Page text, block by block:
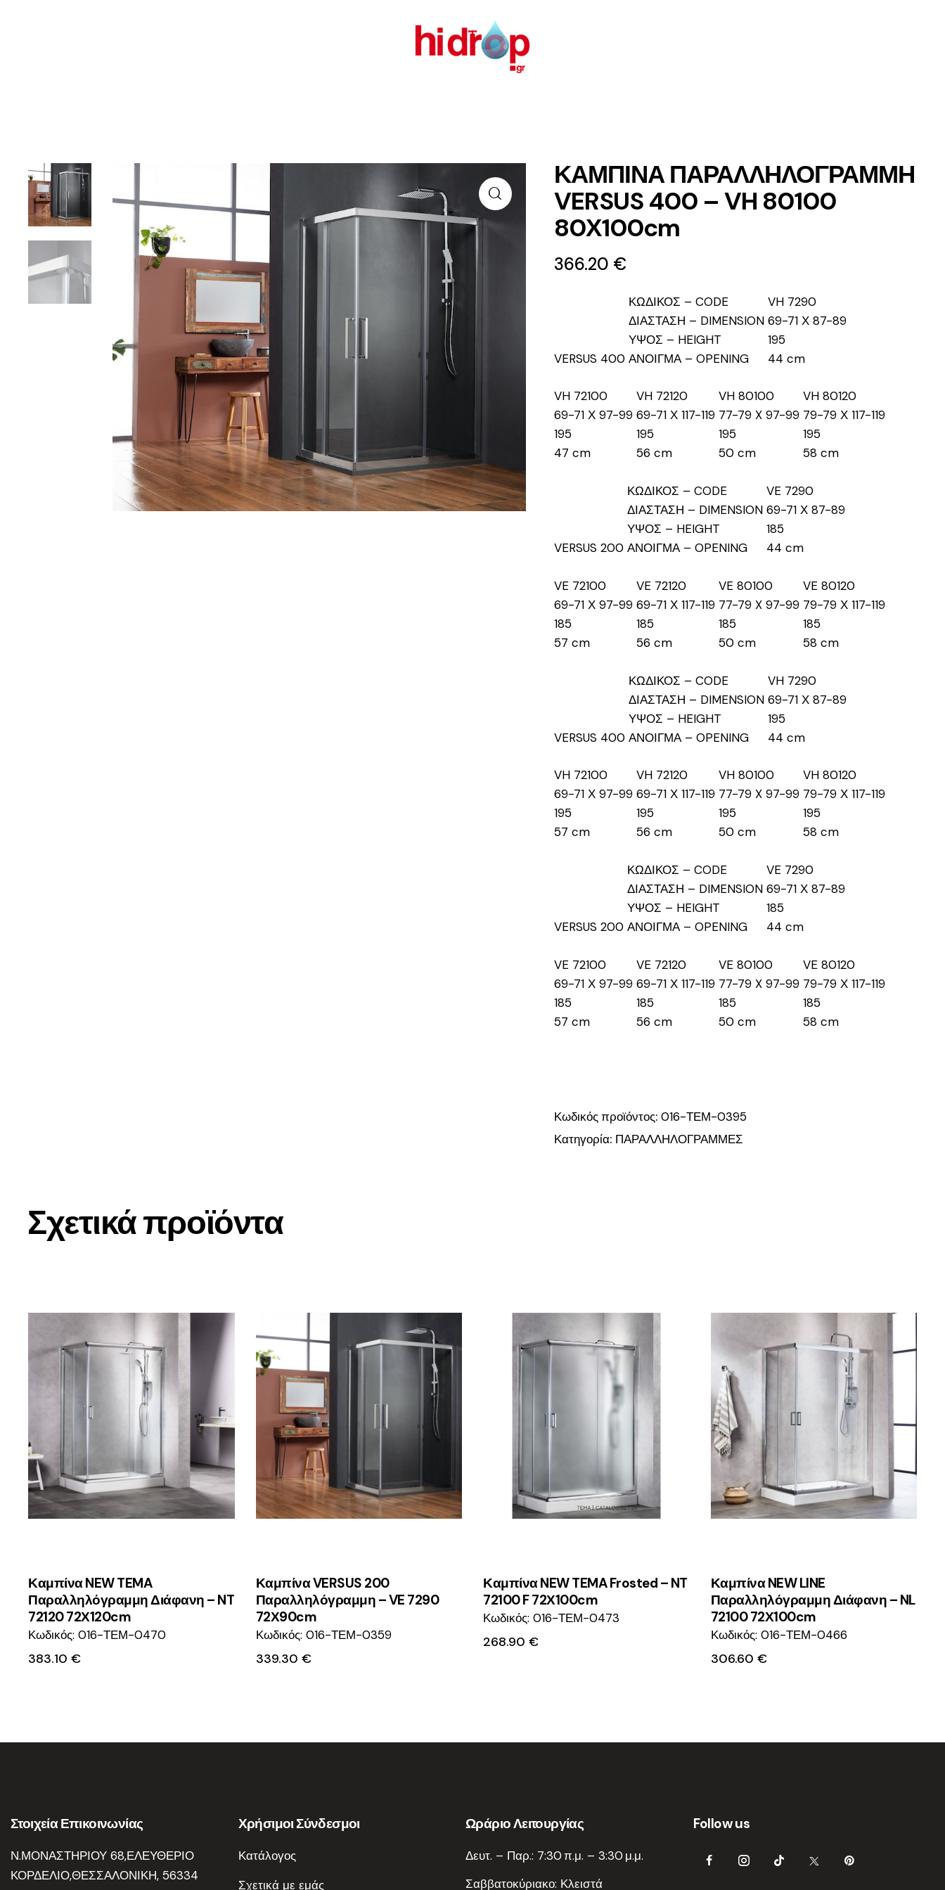
ΚΑΜΠΙΝΑ ΠΑΡΑΛΛΗΛΟΓΡΑΜΜΗ
VERSUS 400 – VH 80100
80Χ100cm
366.20 €
VERSUS 400
ΚΩΔΙΚΟΣ – CODE
ΔΙΑΣΤΑΣΗ – DIMENSION
ΥΨΟΣ – HEIGHT
ΑΝΟΙΓΜΑ – OPENING
VH 7290
69-71 Χ 87-89
195
44 cm
VH 72100
69-71 Χ 97-99
195
47 cm
VH 72120
69-71 Χ 117-119
195
56 cm
VH 80100
77-79 X 97-99
195
50 cm
VH 80120
79-79 Χ 117-119
195
58 cm
VERSUS 200
ΚΩΔΙΚΟΣ – CODE
ΔΙΑΣΤΑΣΗ – DIMENSION
ΥΨΟΣ – HEIGHT
ΑΝΟΙΓΜΑ – OPENING
VE 7290
69-71 Χ 87-89
185
44 cm
VE 72100
69-71 Χ 97-99
185
57 cm
VE 72120
69-71 Χ 117-119
185
56 cm
VE 80100
77-79 X 97-99
185
50 cm
VE 80120
79-79 Χ 117-119
185
58 cm
VERSUS 400
ΚΩΔΙΚΟΣ – CODE
ΔΙΑΣΤΑΣΗ – DIMENSION
ΥΨΟΣ – HEIGHT
ΑΝΟΙΓΜΑ – OPENING
VH 7290
69-71 Χ 87-89
195
44 cm
VH 72100
69-71 Χ 97-99
195
57 cm
VH 72120
69-71 Χ 117-119
195
56 cm
VH 80100
77-79 X 97-99
195
50 cm
VH 80120
79-79 Χ 117-119
195
58 cm
VERSUS 200
ΚΩΔΙΚΟΣ – CODE
ΔΙΑΣΤΑΣΗ – DIMENSION
ΥΨΟΣ – HEIGHT
ΑΝΟΙΓΜΑ – OPENING
VE 7290
69-71 Χ 87-89
185
44 cm
VE 72100
69-71 Χ 97-99
185
57 cm
VE 72120
69-71 Χ 117-119
185
56 cm
VE 80100
77-79 X 97-99
185
50 cm
VE 80120
79-79 Χ 117-119
185
58 cm
Κωδικός προϊόντος: 016-ΤΕΜ-0395
Κατηγορία: ΠΑΡΑΛΛΗΛΟΓΡΑΜΜΕΣ
Σχετικά προϊόντα
Καμπίνα NEW TEMA
Παραλληλόγραμμη Διάφανη – NT
72120 72Χ120cm
Κωδικός: 016-ΤΕΜ-0470
383.10 €
Καμπίνα VERSUS 200
Παραλληλόγραμμη – VE 7290
72Χ90cm
Κωδικός: 016-ΤΕΜ-0359
339.30 €
Καμπίνα NEW TEMA Frosted – NT
72100 F 72Χ100cm
Κωδικός: 016-ΤΕΜ-0473
268.90 €
Καμπίνα NEW LINE
Παραλληλόγραμμη Διάφανη – NL
72100 72Χ100cm
Κωδικός: 016-ΤΕΜ-0466
306.60 €
Στοιχεία Επικοινωνίας
Ν.ΜΟΝΑΣΤΗΡΙΟΥ 68,ΕΛΕΥΘΕΡΙΟ
ΚΟΡΔΕΛΙΟ,ΘΕΣΣΑΛΟΝΙΚΗ, 56334
Χρήσιμοι Σύνδεσμοι
Κατάλογος
Σχετικά με εμάς
Ωράριο Λειτουργίας
Δευτ. – Παρ.: 7:30 π.μ. – 3:30 μ.μ.
Σαββατοκύριακο: Κλειστά
Follow us